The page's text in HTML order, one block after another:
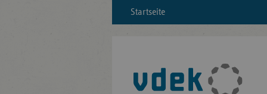
Startseite